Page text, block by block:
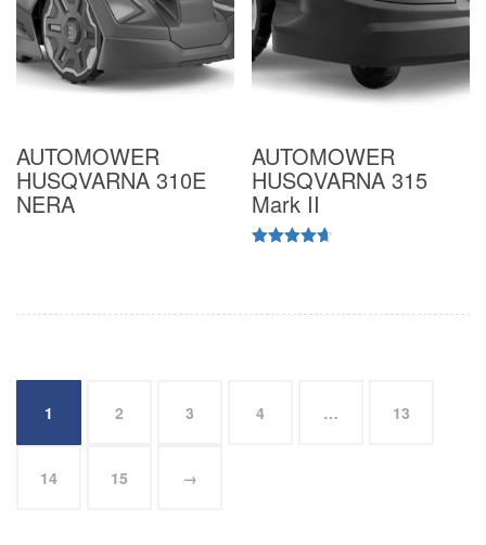
AUTOMOWER
HUSQVARNA 310E
NERA
AUTOMOWER
HUSQVARNA 315
Mark II
1 2 3 4 … 13
14 15 →